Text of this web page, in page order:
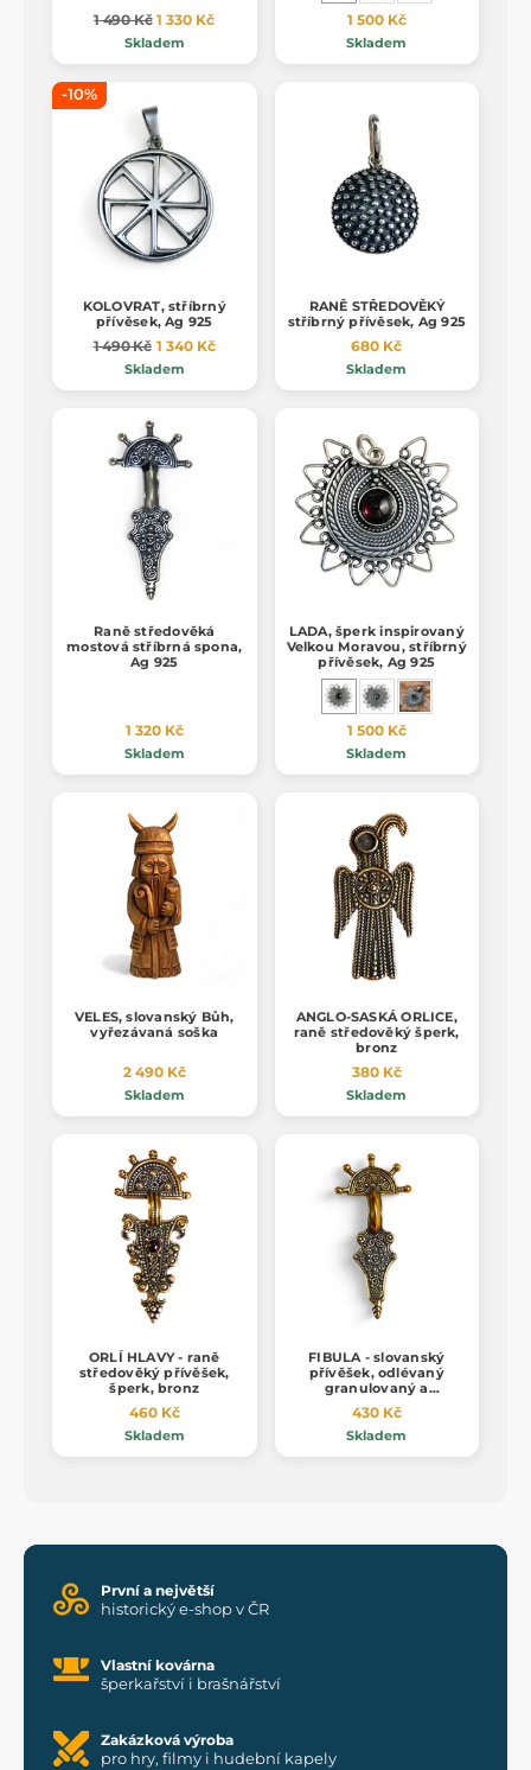
1 490 Kč 1 330 Kč
Skladem
1 500 Kč
Skladem
-10%
KOLOVRAT, stříbrný
přívěsek, Ag 925
1 490 Kč 1 340 Kč
Skladem
RANĚ STŘEDOVĚKÝ
stříbrný přívěsek, Ag 925
680 Kč
Skladem
Raně středověká
mostová stříbrná spona,
Ag 925
1 320 Kč
Skladem
LADA, šperk inspirovaný
Velkou Moravou, stříbrný
přívěsek, Ag 925
1 500 Kč
Skladem
VELES, slovanský Bůh,
vyřezávaná soška
2 490 Kč
Skladem
ANGLO-SASKÁ ORLICE,
raně středověký šperk,
bronz
380 Kč
Skladem
ORLÍ HLAVY - raně
středověký přívěšek,
šperk, bronz
460 Kč
Skladem
FIBULA - slovanský
přívěšek, odlévaný
granulovaný a
filigránový šperk, bronz
430 Kč
Skladem
První a největší
historický e-shop v ČR
Vlastní kovárna
šperkařství i brašnářství
Zakázková výroba
pro hry, filmy i hudební kapely